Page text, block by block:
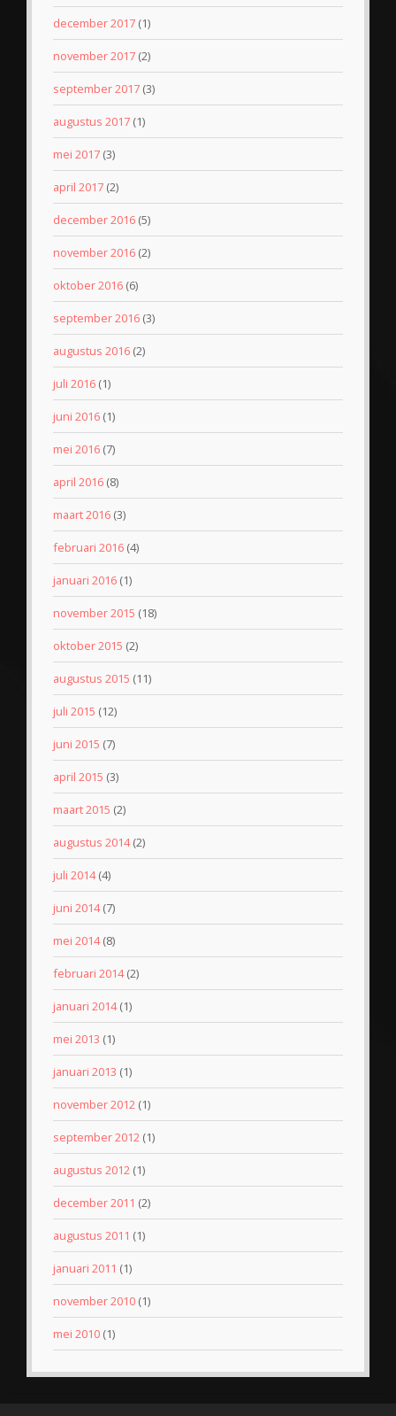
december 2017 (1)
november 2017 (2)
september 2017 (3)
augustus 2017 (1)
mei 2017 (3)
april 2017 (2)
december 2016 (5)
november 2016 (2)
oktober 2016 (6)
september 2016 (3)
augustus 2016 (2)
juli 2016 (1)
juni 2016 (1)
mei 2016 (7)
april 2016 (8)
maart 2016 (3)
februari 2016 (4)
januari 2016 (1)
november 2015 (18)
oktober 2015 (2)
augustus 2015 (11)
juli 2015 (12)
juni 2015 (7)
april 2015 (3)
maart 2015 (2)
augustus 2014(2)
juli 2014(4)
juni 2014(7)
mei 2014(8)
februari 2014(2)
januari 2014(1)
mei 2013 (1)
januari 2013 (1)
november 2012 (1)
september 2012 (1)
augustus 2012 (1)
december 2011 (2)
augustus 2011 (1)
januari 2011 (1)
november 2010 (1)
mei 2010 (1)